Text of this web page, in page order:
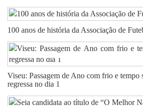
100 anos de história da Associação de
Viseu: Passagem de Ano com frio e tempo
regressa no dia 1